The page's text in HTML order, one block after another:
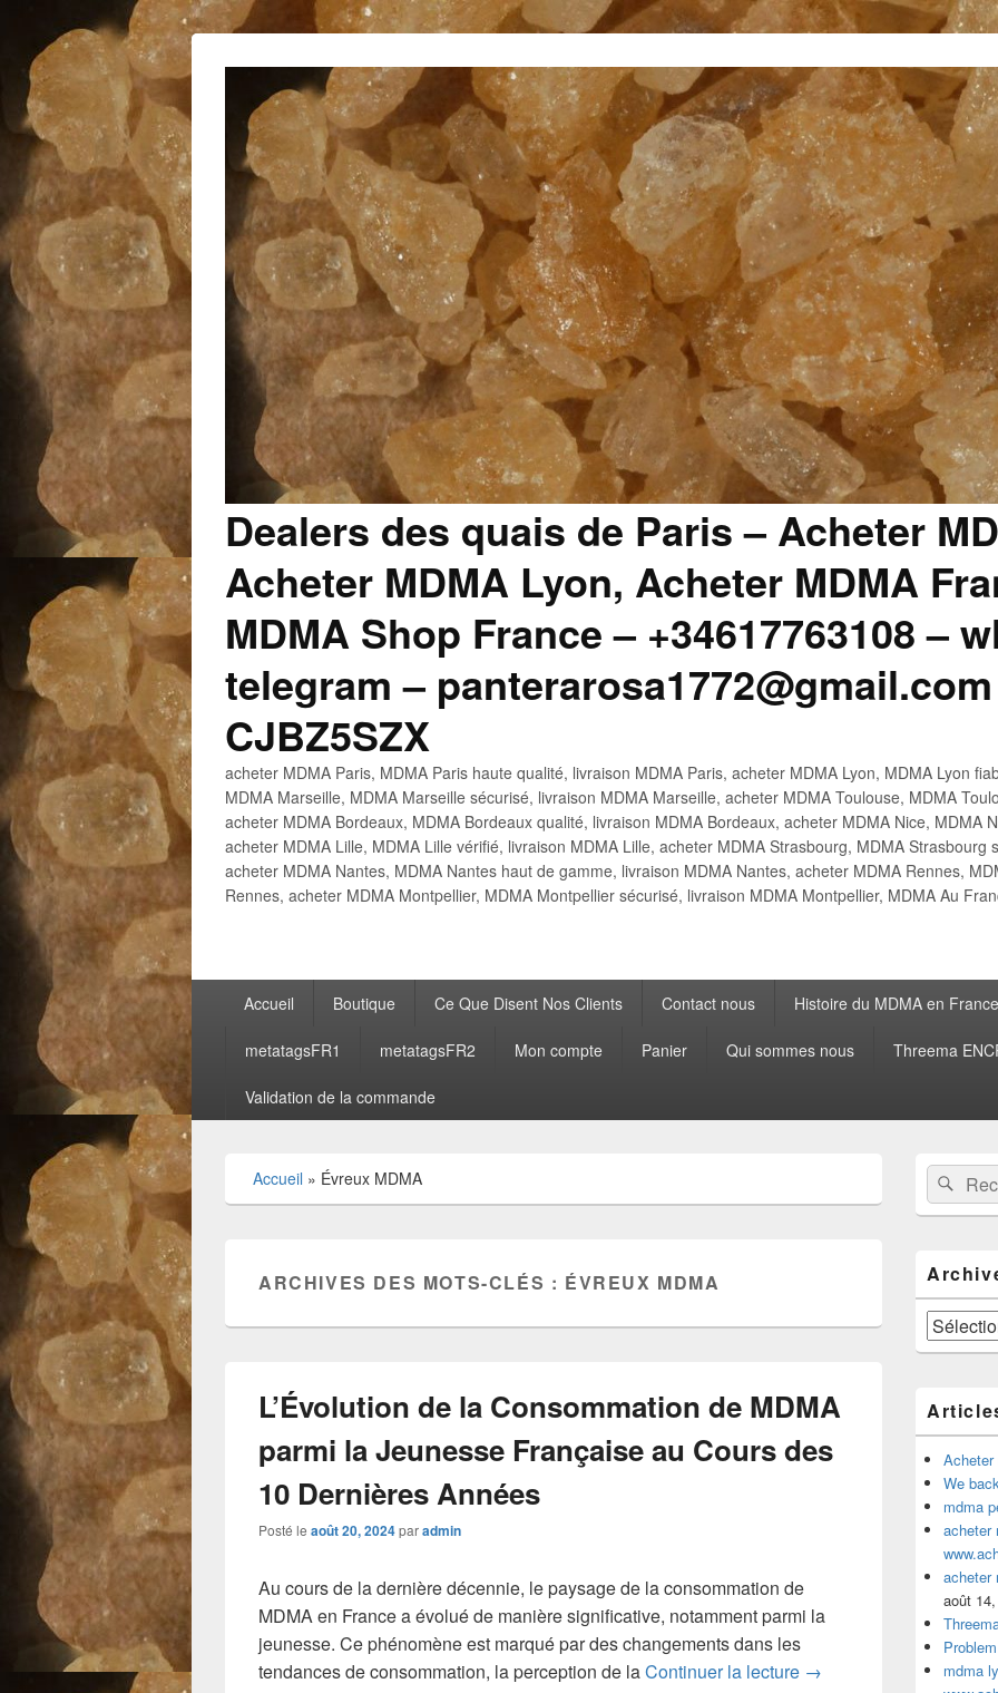
Dealers des quais de Paris – Acheter
Acheter MDMA Lyon, Acheter MDMA
MDMA Shop France – +34617763108 –
telegram –
CJBZ5SZX
acheter MDMA Paris, MDMA Paris haute qualité, livraison MDMA Paris, acheter MDMA Lyon, MDMA Lyon
MDMA Marseille, MDMA Marseille sécurisé, livraison MDMA Marseille, acheter MDMA Toulouse, MDMA
acheter MDMA Bordeaux, MDMA Bordeaux qualité, livraison MDMA Bordeaux, acheter MDMA Nice, MDMA
acheter MDMA Lille, MDMA Lille vérifié, livraison MDMA Lille, acheter MDMA Strasbourg, MDMA Strasbourg
acheter MDMA Nantes, MDMA Nantes haut de gamme, livraison MDMA Nantes, acheter MDMA Rennes,
Rennes, acheter MDMA Montpellier, MDMA Montpellier sécurisé, livraison MDMA Montpellier, MDMA Au
Menu
principalAccueil Boutique Ce Que Disent Nos Clients Contact nous Histoire du MDMA en France
metatagsFR1 metatagsFR2 Mon compte Panier Qui sommes nous Threema
Validation de la commande
Accueil » Évreux MDMA
ARCHIVES DES MOTS-CLÉS : ÉVREUX MDMA
L’Évolution de la Consommation de MDMA
parmi la Jeunesse Française au Cours des
10 Dernières Années
Posté le août 20, 2024paradmin
Au cours de la dernière décennie, le paysage de la consommation de
MDMA en France a évolué de manière significative, notamment parmi la
jeunesse. Ce phénomène est marqué par des changements dans les
tendances de consommation, la perception de laContinuer la lecture L’Évolution de la
→
Zone
principale
de
widget
barre
latérale
Recherche
Archives
Acheter
We
mdma
acheter
acheter
août
mdma